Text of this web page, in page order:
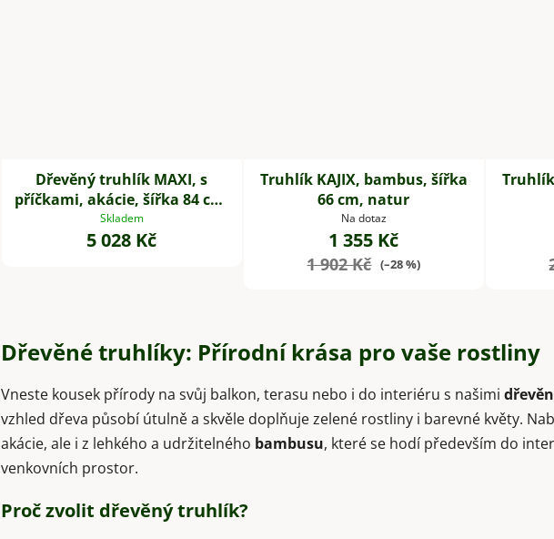
Dřevěný truhlík MAXI, s
příčkami, akácie, šířka 84 cm,
hnědá
Skladem
5 028 Kč
Truhlík KAJIX, bambus, šířka
66 cm, natur
Na dotaz
1 355 Kč
1 902 Kč (–28 %)
l
d
a
c
Dřevěné truhlíky: Přírodní krása pro vaše rostliny
Vneste kousek přírody na svůj balkon, terasu nebo i do interiéru s našimi
vzhled dřeva působí útulně a skvěle doplňuje zelené rostliny i barevné květy.
akácie, ale i z lehkého a udržitelného bambusu, které se hodí především do
venkovních prostor.
Proč zvolit dřevěný truhlík?